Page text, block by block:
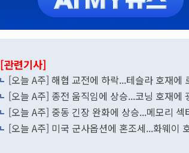
[관련기사]
[오늘 A주] 해협 교전에 하락...테슬라 호재에
[오늘 A주] 종전 움직임에 상승...코닝 호재에
[오늘 A주] 중동 긴장 완화에 상승...메모리 섹
[오늘 A주] 미국 군사옵션에 혼조세...화웨이